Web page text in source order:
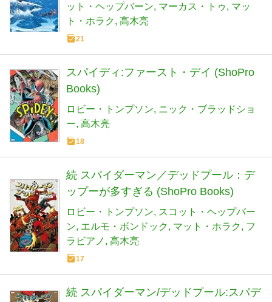
ット・ヘップバーン マーカス・トゥ
マッ
ト・ホラク 高木亮
21
スパイディ:ファースト・デイ (ShoPro
Books)
ロビー・トンプソン ニック・ブラッドショ
ー 高木亮
18
続 スパイダーマン／デッドプール：デ
ップーが多すぎる (ShoPro Books)
ロビー・トンプソン
スコット・ヘップバー
ン エルモ・ボンドック マット・ホラク
フ
ラビアノ
高木亮
17
続 スパイダーマン/デッドプール:スパデ